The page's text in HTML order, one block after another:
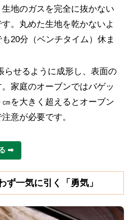
地のガスを完全に抜かない
。丸めた生地を乾かないよ
20分（ベンチタイム）休ま
らせるように成形し、表面の
家庭のオーブンではバゲッ
㎝を大きく超えるとオーブン
意が必要です。
➡
一気に引く「勇気」